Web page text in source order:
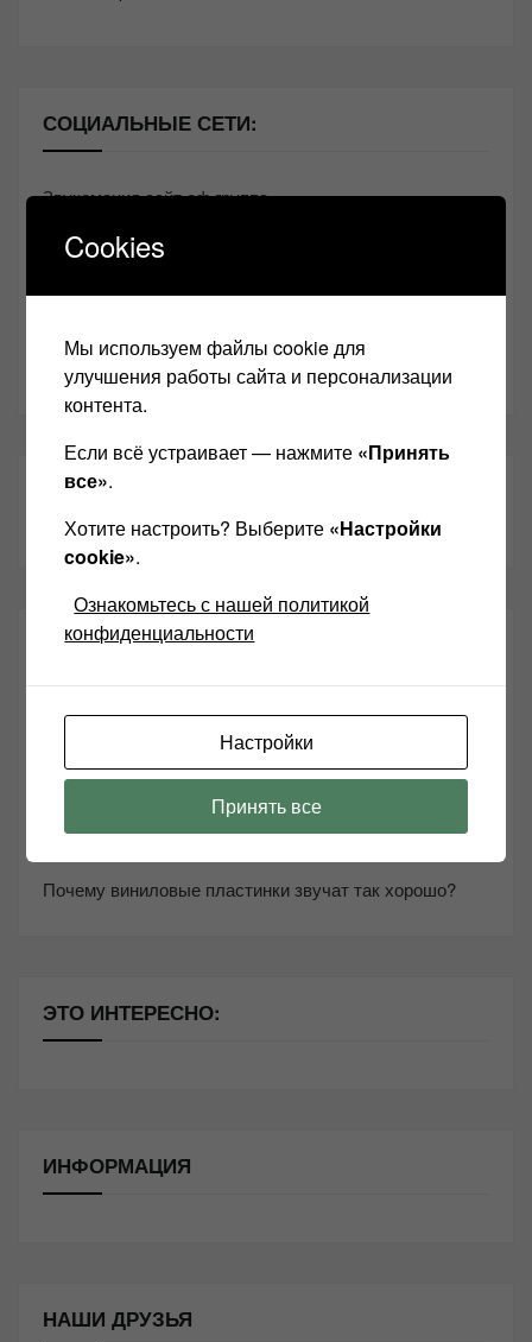
СОЦИАЛЬНЫЕ СЕТИ:
Звукомания сайт оф.группа
Винтажная Hi-Fi и High-End техника
Youtube
ТАКЖЕ ЧИТАЕМ:
СВЕЖИЕ ЗАПИСИ
Возьмите друга в салон Hi-Fi техники
Чем дороже аудиотехника, тем лучше звучит?
Почему виниловые пластинки звучат так хорошо?
ЭТО ИНТЕРЕСНО:
ИНФОРМАЦИЯ
НАШИ ДРУЗЬЯ
Cookies
Мы используем файлы cookie для
улучшения работы сайта и персонализации
контента.
Если всё устраивает — нажмите «Принять
все».
Хотите настроить? Выберите «Настройки
cookie».
Ознакомьтесь с нашей политикой
конфиденциальности
Настройки
Принять все